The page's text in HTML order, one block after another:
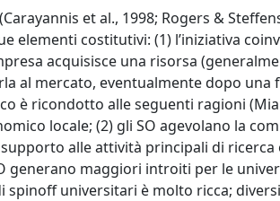
et al., 1998; Rogers &
elementi costitutivi: (1) l’iniziativa
acquisisce una risorsa
al mercato, eventualmente dopo una
ricondotto alle seguenti ragioni
locale; (2) gli SO agevolano la
alle attività principali di
generano maggiori introiti per le
spinoff universitari è molto ricca;